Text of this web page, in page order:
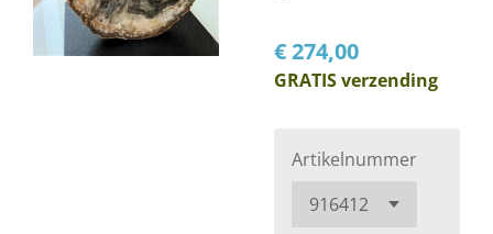
€ 274,00
GRATIS verzending
Artikelnummer